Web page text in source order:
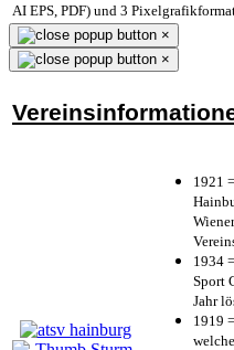
AI EPS, PDF) und 3
×
×
1921
1934
Sport
Jahr
1919